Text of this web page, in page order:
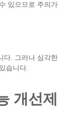
있으므로 주의가
다. 그러나 심각한
습니다.
개선제